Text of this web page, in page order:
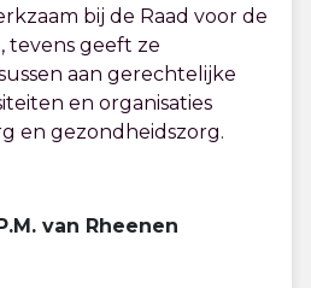
bij de Raad voor de
tevens geeft ze
aan gerechtelijke
en organisaties
en gezondheidszorg.
van Rheenen